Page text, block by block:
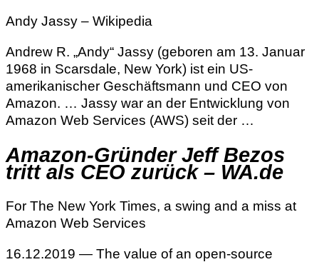
Andy Jassy – Wikipedia
Andrew R. „Andy“ Jassy (geboren am 13. Januar
1968 in Scarsdale, New York) ist ein US-
amerikanischer Geschäftsmann und CEO von
Amazon. … Jassy war an der Entwicklung von
Amazon Web Services (AWS) seit der …
Amazon-Gründer Jeff Bezos
tritt als CEO zurück – WA.de
For The New York Times, a swing and a miss at
Amazon Web Services
16.12.2019 — The value of an open-source